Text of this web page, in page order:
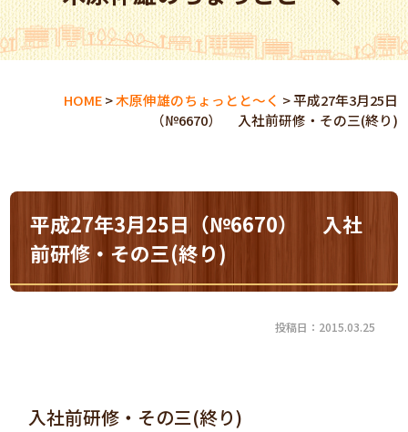
HOME>木原伸雄のちょっとと～く >平成27年3月25日
（№6670） 入社前研修・その三(終り)
平成27年3月25日（№6670） 入社
前研修・その三(終り)
投稿日：2015.03.25
入社前研修・その三(終り)